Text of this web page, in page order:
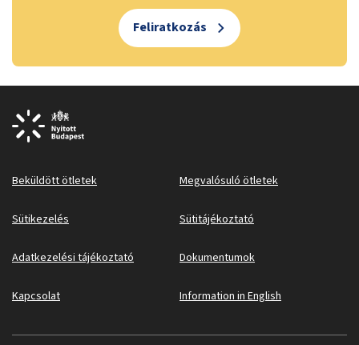
Feliratkozás
Beküldött ötletek Megvalósuló ötletek
Sütikezelés Sütitájékoztató
Adatkezelési tájékoztató Dokumentumok
Kapcsolat Information in English